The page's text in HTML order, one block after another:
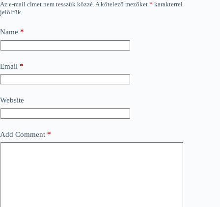
Az e-mail címet nem tesszük közzé.A kötelező mezőket * karakterrel
jelöltük
Name *
Email *
Website
Add Comment *